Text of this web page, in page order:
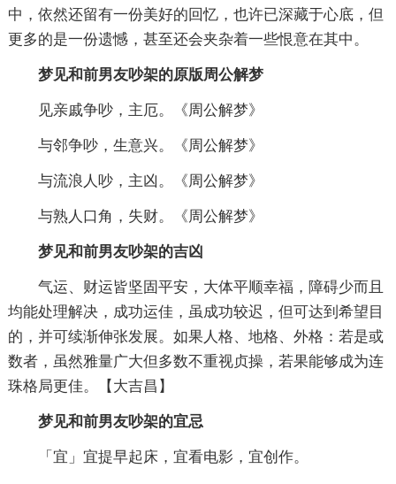
中，依然还留有一份美好的回忆，也许已深藏于心底，但
更多的是一份遗憾，甚至还会夹杂着一些恨意在其中。
梦见和前男友吵架的原版周公解梦
见亲戚争吵，主厄。《周公解梦》
与邻争吵，生意兴。《周公解梦》
与流浪人吵，主凶。《周公解梦》
与熟人口角，失财。《周公解梦》
梦见和前男友吵架的吉凶
气运、财运皆坚固平安，大体平顺幸福，障碍少而且
均能处理解决，成功运佳，虽成功较迟，但可达到希望目
的，并可续渐伸张发展。如果人格、地格、外格：若是或
数者，虽然雅量广大但多数不重视贞操，若果能够成为连
珠格局更佳。【大吉昌】
梦见和前男友吵架的宜忌
「宜」宜提早起床，宜看电影，宜创作。